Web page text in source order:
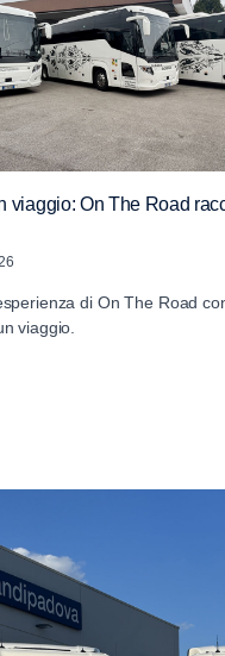
viaggio: On The Road
di On The Road
viaggio.